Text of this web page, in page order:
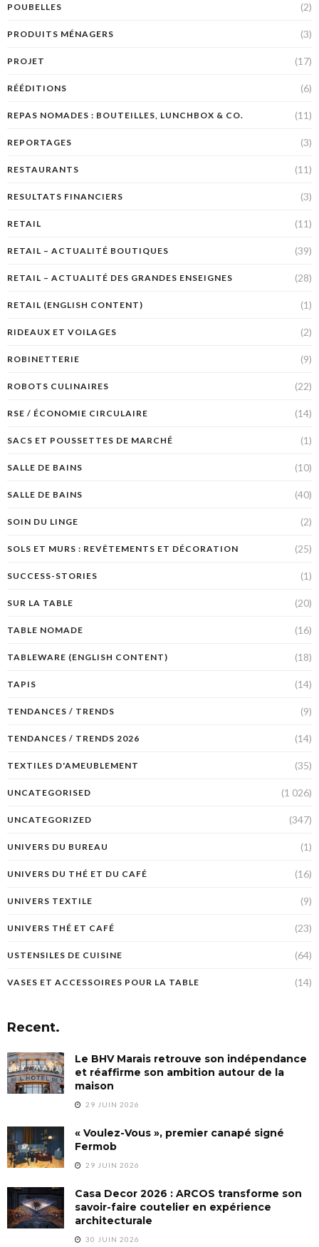
POUBELLES (2)
PRODUITS MÉNAGERS (3)
PROJET (17)
RÉÉDITIONS (6)
REPAS NOMADES : BOUTEILLES, LUNCHBOX & CO. (11)
REPORTAGES (3)
RESTAURANTS (11)
RESULTATS FINANCIERS (3)
RETAIL (11)
RETAIL – ACTUALITÉ BOUTIQUES (39)
RETAIL – ACTUALITÉ DES GRANDES ENSEIGNES (28)
RETAIL (ENGLISH CONTENT) (1)
RIDEAUX ET VOILAGES (2)
ROBINETTERIE (9)
ROBOTS CULINAIRES (22)
RSE / ÉCONOMIE CIRCULAIRE (14)
SACS ET POUSSETTES DE MARCHÉ (1)
SALLE DE BAINS (10)
SALLE DE BAINS (40)
SOIN DU LINGE (2)
SOLS ET MURS : REVÊTEMENTS ET DÉCORATION (25)
SUCCESS-STORIES (1)
SUR LA TABLE (20)
TABLE NOMADE (16)
TABLEWARE (ENGLISH CONTENT) (18)
TAPIS (14)
TENDANCES / TRENDS (9)
TENDANCES / TRENDS 2026 (14)
TEXTILES D'AMEUBLEMENT (35)
UNCATEGORISED (1 026)
UNCATEGORIZED (347)
UNIVERS DU BUREAU (1)
UNIVERS DU THÉ ET DU CAFÉ (16)
UNIVERS TEXTILE (9)
UNIVERS THÉ ET CAFÉ (23)
USTENSILES DE CUISINE (64)
VASES ET ACCESSOIRES POUR LA TABLE (14)
Recent.
Le BHV Marais retrouve son indépendance
et réaffirme son ambition autour de la
maison
29 JUIN 2026
« Voulez-Vous », premier canapé signé
Fermob
29 JUIN 2026
Casa Decor 2026 : ARCOS transforme son
savoir-faire coutelier en expérience
architecturale
30 JUIN 2026